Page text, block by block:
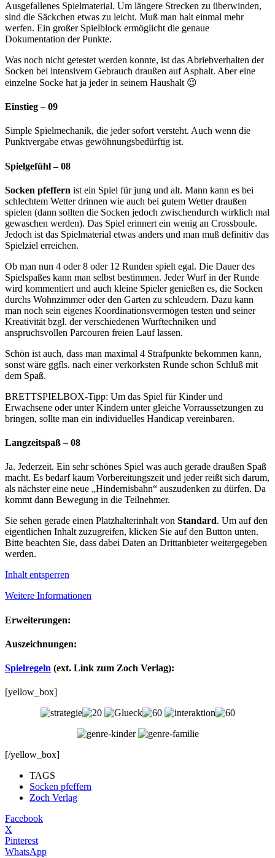
Ausgefallenes Spielmaterial. Um längere Strecken zu überwinden,
sind die Säckchen etwas zu leicht. Muß man halt einmal mehr
werfen. Ein großer Spielblock ermöglicht die genaue
Dokumentation der Punkte.
Was noch nicht getestet werden konnte, ist das Abriebverhalten der
Socken bei intensivem Gebrauch draußen auf Asphalt. Aber eine
einzelne Socke hat ja jeder in seinem Haushalt 😉
Einstieg – 09
Simple Spielmechanik, die jeder sofort versteht. Auch wenn die
Punktvergabe etwas gewöhnungsbedürftig ist.
Spielgefühl – 08
Socken pfeffern ist ein Spiel für jung und alt. Mann kann es bei
schlechtem Wetter drinnen wie auch bei gutem Wetter draußen
spielen (dann sollten die Socken jedoch zwischendurch wirklich mal
gewaschen werden). Das Spiel erinnert ein wenig an Crossboule.
Jedoch ist das Spielmaterial etwas anders und man muß definitiv das
Spielziel erreichen.
Ob man nun 4 oder 8 oder 12 Runden spielt egal. Die Dauer des
Spielspaßes kann man selbst bestimmen. Jeder Wurf in der Runde
wird kommentiert und auch kleine Spieler genießen es, die Socken
durchs Wohnzimmer oder den Garten zu schleudern. Dazu kann
man noch sein eigenes Koordinationsvermögen testen und seiner
Kreativität bzgl. der verschiedenen Wurftechniken und
anspruchsvollen Parcouren freien Lauf lassen.
Schön ist auch, dass man maximal 4 Strafpunkte bekommen kann,
sonst wäre ggfls. nach einer verkorksten Runde schon Schluß mit
dem Spaß.
BRETTSPIELBOX-Tipp: Um das Spiel für Kinder und
Erwachsene oder unter Kindern unter gleiche Vorraussetzungen zu
bringen, sollte man ein individuelles Handicap vereinbaren.
Langzeitspaß – 08
Ja. Jederzeit. Ein sehr schönes Spiel was auch gerade draußen Spaß
macht. Es bedarf kaum Vorbereitungszeit und jeder reißt sich darum,
als nächster eine neue „Hindernisbahn“ auszudenken zu dürfen. Da
kommt dann Bewegung in die Teilnehmer.
Sie sehen gerade einen Platzhalterinhalt von Standard. Um auf den
eigentlichen Inhalt zuzugreifen, klicken Sie auf den Button unten.
Bitte beachten Sie, dass dabei Daten an Drittanbieter weitergegeben
werden.
Inhalt entsperren
Weitere Informationen
Erweiterungen:
Auszeichnungen:
Spielregeln (ext. Link zum Zoch Verlag):
[yellow_box]
[/yellow_box]
TAGS
Socken pfeffern
Zoch Verlag
Facebook
X
Pinterest
WhatsApp